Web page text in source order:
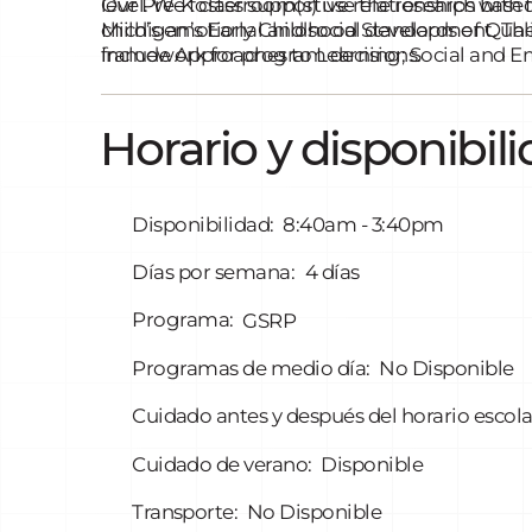
level. We foster supportive relationships
child’s emotional and social development.
framework for program decisions.
Our Pre-K classroom(s) use the research
Michigan’s Early Childhood Standards of
include Approaches to Learning; Social and
adults and children are partners in play.
Horario y
Disponibilidad: 8:40am - 3:40pm
Días por semana: 4 días
Programa: GSRP
Programas de medio día: No Disponible
Cuidado antes y después del horario
Cuidado de verano: Disponible
Transporte: No Disponible